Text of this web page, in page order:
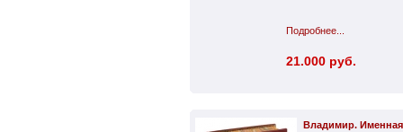
Подробнее...
21.000 руб.
Владимир. Именная